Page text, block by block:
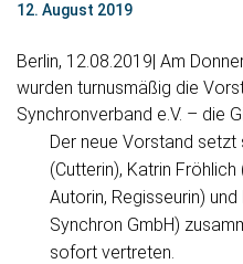
12. August 2019
Berlin, 12.08.2019| Am
wurden turnusmäßig die
Synchronverband e.V. – die
Der neue Vorstand setzt
(Cutterin), Katrin
Autorin, Regisseurin)
Synchron GmbH)
sofort vertreten.